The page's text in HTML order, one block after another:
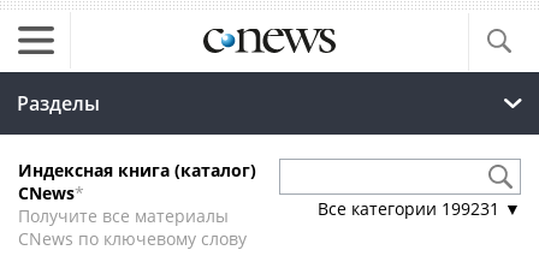
Разделы
Индексная книга (каталог)
CNews*
Получите все материалы
CNews по ключевому слову
Все категории 199231 ▼